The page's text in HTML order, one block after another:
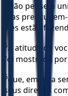
Não pensem
mas
eles estão
5A atitude de
foi mostrada por
6que, embora
seus direitos